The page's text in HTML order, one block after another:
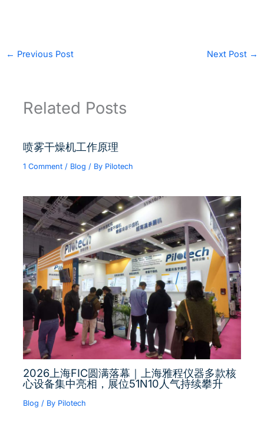
← Previous Post Next Post →
Related Posts
喷雾干燥机工作原理
1 Comment / Blog / By Pilotech
2026上海FIC圆满落幕｜上海雅程仪器多款核
心设备集中亮相，展位51N10人气持续攀升
Blog / By Pilotech